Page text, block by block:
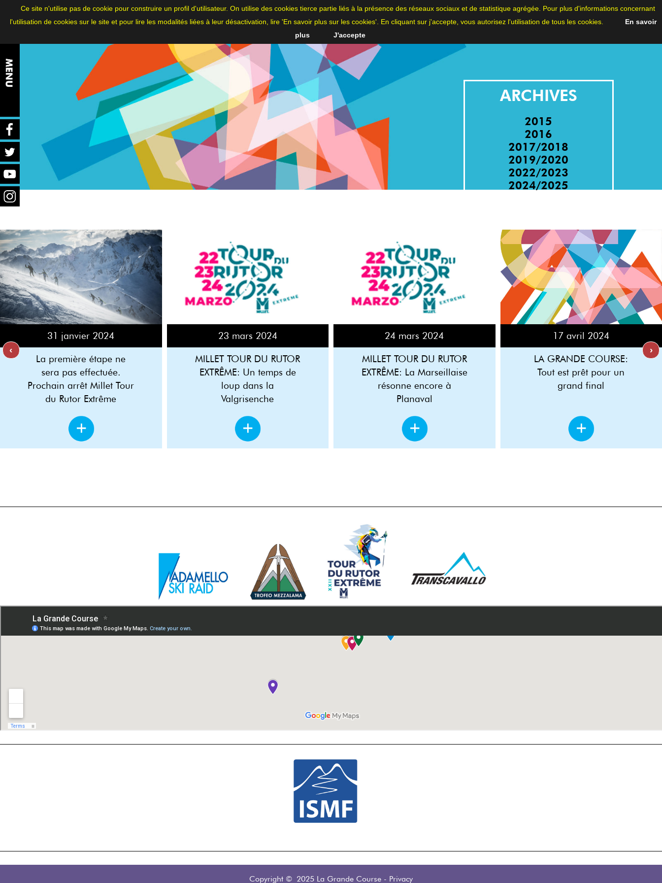
ITA|FRA|ENG
ARCHIVES
2015
2016
2017/2018
2019/2020
2022/2023
2024/2025
31 janvier 2024
La première étape ne
sera pas effectuée.
Prochain arrêt Millet Tour
du Rutor Extrême
23 mars 2024
MILLET TOUR DU RUTOR
EXTRÊME: Un temps de
loup dans la
Valgrisenche
24 mars 2024
MILLET TOUR DU RUTOR
EXTRÊME: La Marseillaise
résonne encore à
Planaval
17 avril 2024
LA GRANDE COURSE:
Tout est prêt pour un
grand final
‹ ›
Copyright © 2025 La Grande Course - Privacy
Ce site n'utilise pas de cookie pour construire un profil d'utilisateur. On utilise des cookies tierce partie liés à la présence des réseaux sociaux et de statistique agrégée. Pour plus d'informations concernant
l'utilisation de cookies sur le site et pour lire les modalités liées à leur désactivation, lire 'En savoir plus sur les cookies'. En cliquant sur j'accepte, vous autorisez l'utilisation de tous les cookies.
En savoir
plus
J'accepte